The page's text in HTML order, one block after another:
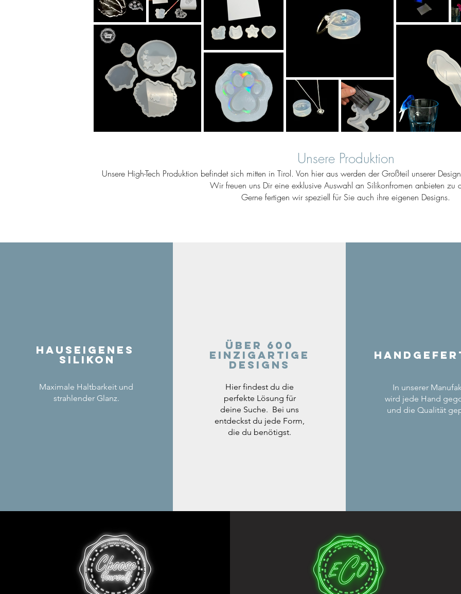
Unsere Produktion
Unsere High-Tech Produktion befindet sich mitten in Tirol. Von hier aus werden der Großteil unserer
Wir freuen uns Dir eine exklusive Auswahl an Silikonfromen anbieten zu
Gerne fertigen wir speziell für Sie auch ihre eigenen Designs.
Hauseigenes
Silikon
Maximale Haltbarkeit und
strahlender Glanz.
Über 600
einzigartige
Designs
Hier findest du die
perfekte Lösung für
deine Suche. Bei uns
entdeckst du jede Form,
die du benötigst.
In unserer
wird jede Hand
und die Qualität